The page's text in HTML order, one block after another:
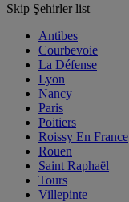
Skip Şehirler list
Antibes
Courbevoie
La Défense
Lyon
Nancy
Paris
Poitiers
Roissy En France
Rouen
Saint Raphaël
Tours
Villepinte